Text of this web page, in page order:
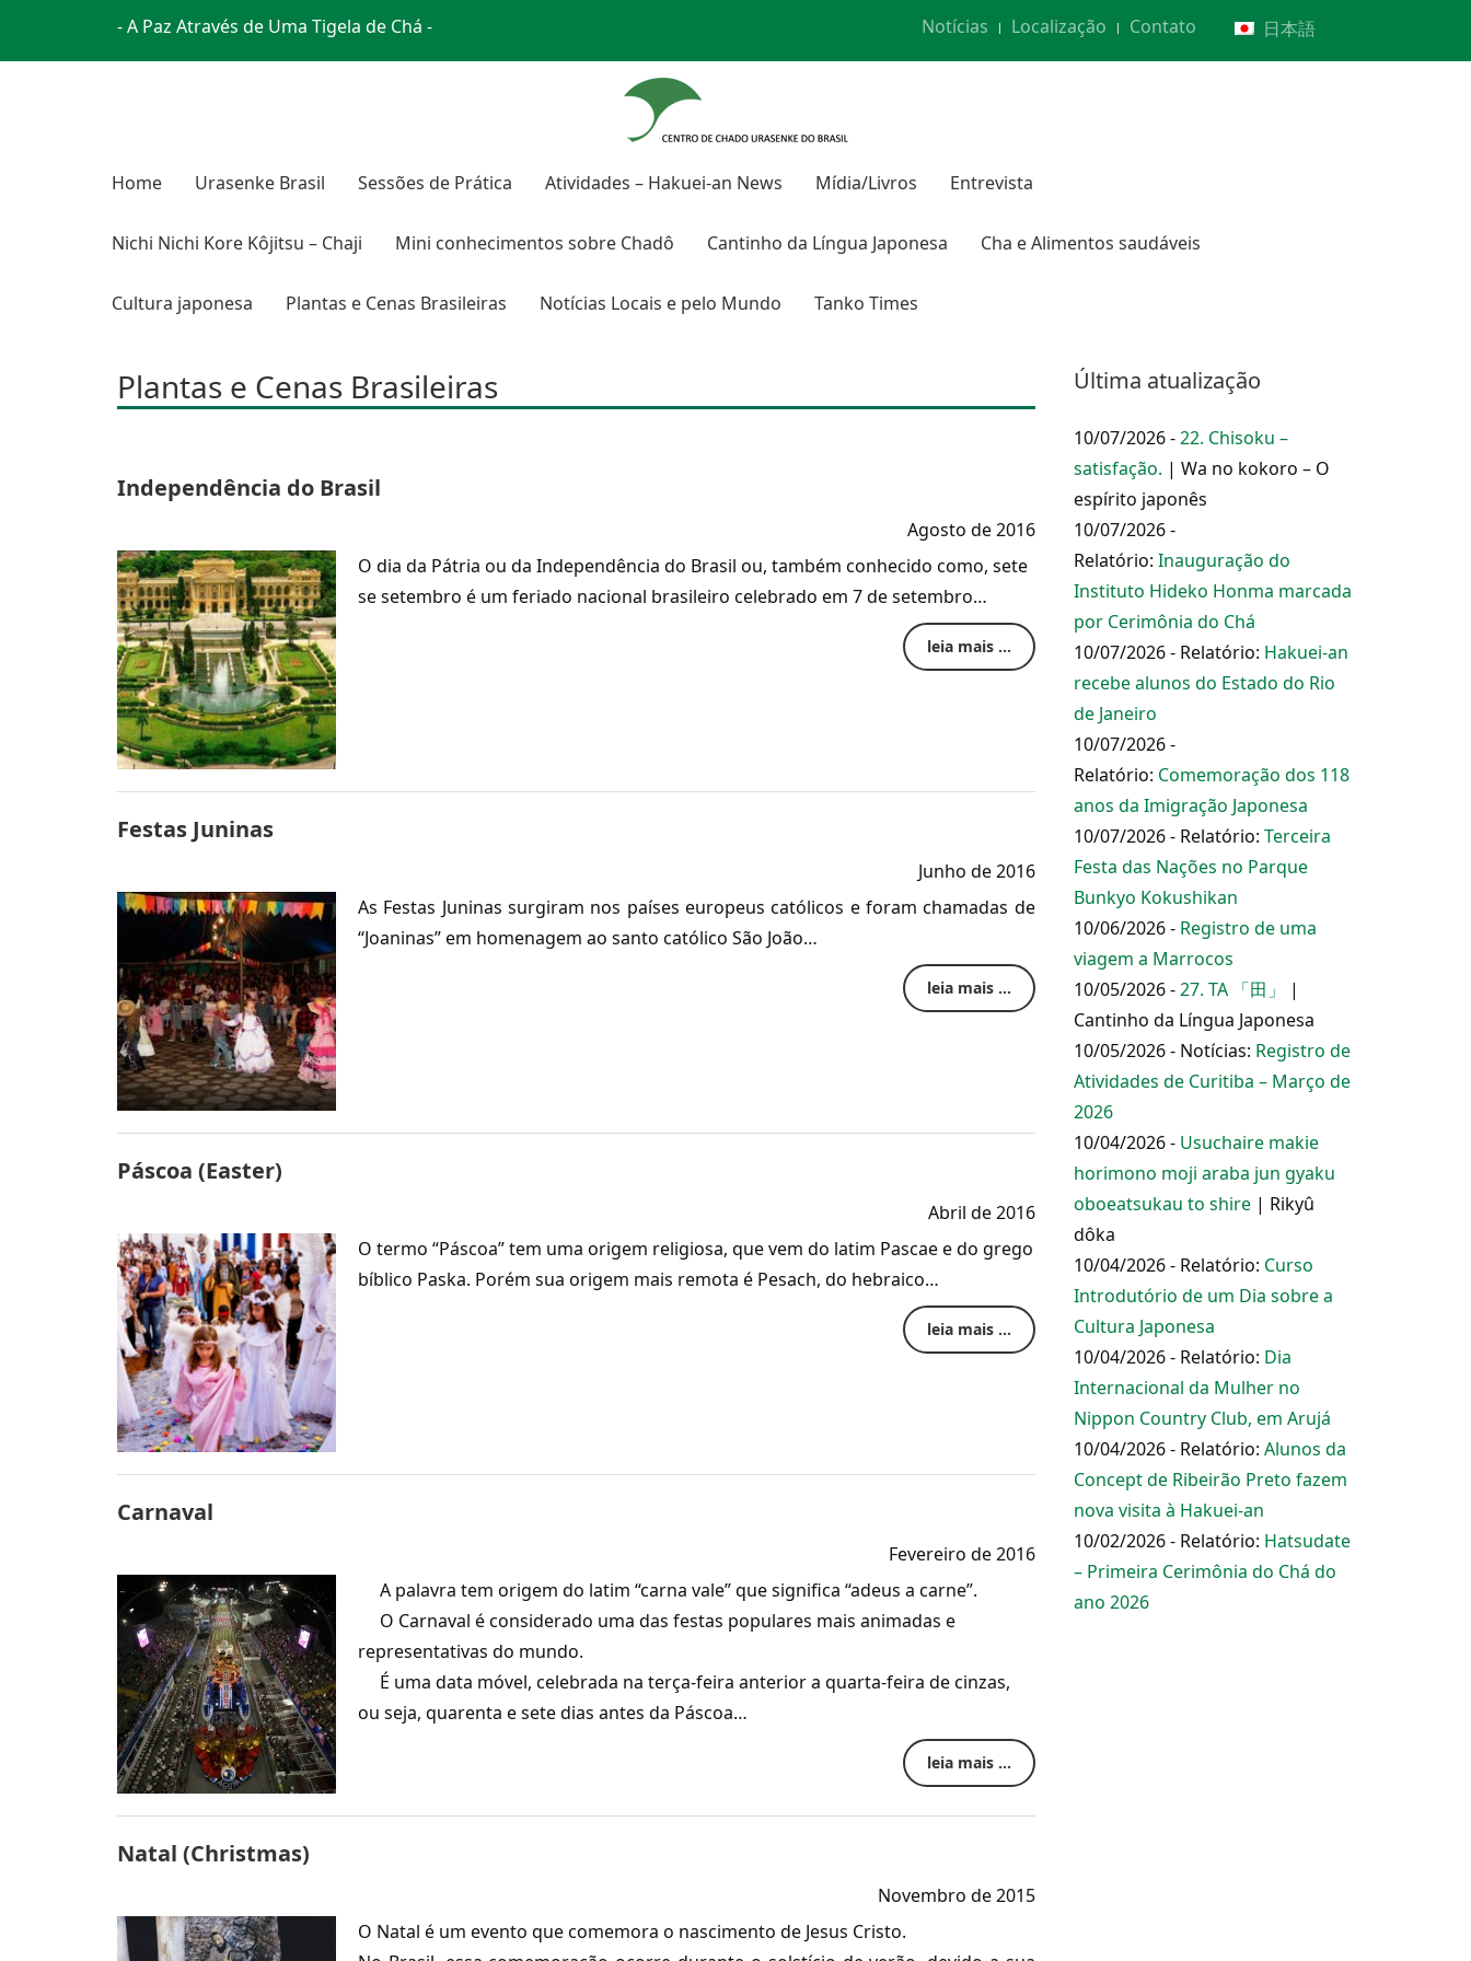
- A Paz Através de Uma Tigela de Chá - Notícias Localização Contato 日本語
Home Urasenke Brasil Sessões de Prática Atividades – Hakuei-an News Mídia/Livros Entrevista
Nichi Nichi Kore Kôjitsu – Chaji Mini conhecimentos sobre Chadô Cantinho da Língua Japonesa Cha e Alimentos saudáveis
Cultura japonesa Plantas e Cenas Brasileiras Notícias Locais e pelo Mundo Tanko Times
Plantas e Cenas Brasileiras
Independência do Brasil
Agosto de 2016
O dia da Pátria ou da Independência do Brasil ou, também conhecido como, sete
se setembro é um feriado nacional brasileiro celebrado em 7 de setembro…
leia mais ...
Festas Juninas
Junho de 2016
As Festas Juninas surgiram nos países europeus católicos e foram chamadas de
“Joaninas” em homenagem ao santo católico São João…
leia mais ...
Páscoa (Easter)
Abril de 2016
O termo “Páscoa” tem uma origem religiosa, que vem do latim Pascae e do grego
bíblico Paska. Porém sua origem mais remota é Pesach, do hebraico…
leia mais ...
Carnaval
Fevereiro de 2016
A palavra tem origem do latim “carna vale” que significa “adeus a carne”.
O Carnaval é considerado uma das festas populares mais animadas e
representativas do mundo.
É uma data móvel, celebrada na terça-feira anterior a quarta-feira de cinzas,
ou seja, quarenta e sete dias antes da Páscoa…
leia mais ...
Natal (Christmas)
Novembro de 2015
O Natal é um evento que comemora o nascimento de Jesus Cristo.
Última atualização
10/07/2026 -22. Chisoku –
satisfação. | Wa no kokoro – O
espírito japonês
10/07/2026 -
Relatório: Inauguração do
Instituto Hideko Honma marcada
por Cerimônia do Chá
10/07/2026 - Relatório: Hakuei-an
recebe alunos do Estado do Rio
de Janeiro
10/07/2026 -
Relatório: Comemoração dos 118
anos da Imigração Japonesa
10/07/2026 - Relatório: Terceira
Festa das Nações no Parque
Bunkyo Kokushikan
10/06/2026 - Registro de uma
viagem a Marrocos
10/05/2026 -27. TA 「田」
|
Cantinho da Língua Japonesa
10/05/2026 - Notícias: Registro de
Atividades de Curitiba – Março de
2026
10/04/2026 - Usuchaire makie
horimono moji araba jun gyaku
oboeatsukau to shire| Rikyû
dôka
10/04/2026 - Relatório: Curso
Introdutório de um Dia sobre a
Cultura Japonesa
10/04/2026 - Relatório: Dia
Internacional da Mulher no
Nippon Country Club, em Arujá
10/04/2026 - Relatório: Alunos da
Concept de Ribeirão Preto fazem
nova visita à Hakuei-an
10/02/2026 - Relatório: Hatsudate
– Primeira Cerimônia do Chá do
ano 2026